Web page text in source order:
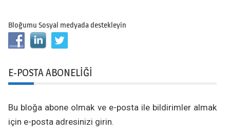
Bloğumu Sosyal medyada destekleyin
E-POSTA ABONELIĞI
Bu bloğa abone olmak ve e-posta ile bildirimler almak
için e-posta adresinizi girin.